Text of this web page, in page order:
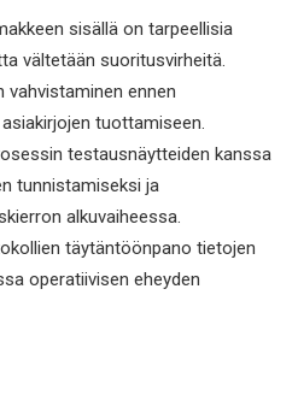
sisällä on tarpeellisia
vältetään suoritusvirheitä.
ennen
tuottamiseen.
testausnäytteiden kanssa
tunnistamiseksi ja
alkuvaiheessa.
täytäntöönpano tietojen
operatiivisen eheyden